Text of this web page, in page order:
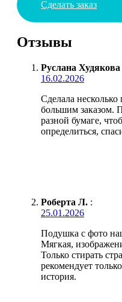
Сделать заказ
Отзывы
Руслана Худякова
16.02.2026
Сделала
большим заказом.
разной бумаге,
определиться,
Роберта Л. :
25.01.2026
Подушка с фото
Мягкая,
Только стирать
рекомендует
история.